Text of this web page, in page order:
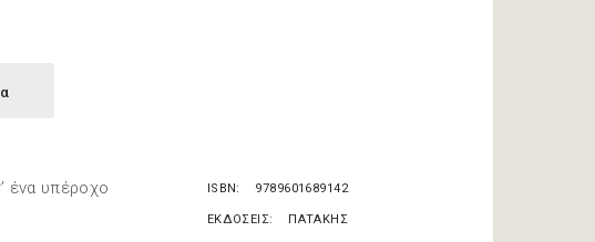
ένα υπέροχο
ISBN 9789601689142
ΕΚΔΟΣΕΙΣ ΠΑΤΑΚΗΣ